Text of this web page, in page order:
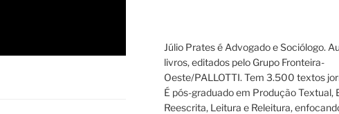
Júlio Prates é Advogado e Sociólogo.
livros, editados pelo Grupo Fronteira-
Oeste/PALLOTTI. Tem 3.500 textos
É pós-graduado em Produção Textual,
Reescrita, Leitura e Releitura,